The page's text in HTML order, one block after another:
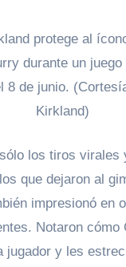
protege al
durante un
8 de junio.
Kirkland)
los tiros virales
que dejaron al
impresionó en
Notaron cómo
jugador y les